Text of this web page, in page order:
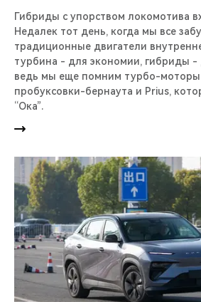
Гибриды с упорством локомотива
Недалек тот день, когда мы все
традиционные двигатели
турбина - для экономии, гибриды -
ведь мы еще помним турбо-моторы
пробуксовки-бернаута и Prius,
“Ока”.